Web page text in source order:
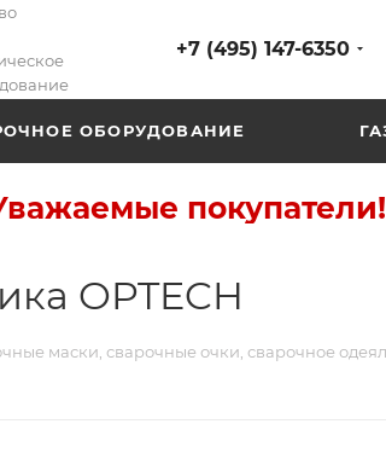
+7 (495) 147-6350
ОБОРУДОВАНИЕ
OPTECH
маски, сварочные очки, сварочное